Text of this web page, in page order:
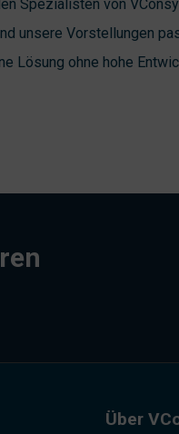
Spezialisten von
unsere Vorstellungen
Lösung ohne hohe
Über